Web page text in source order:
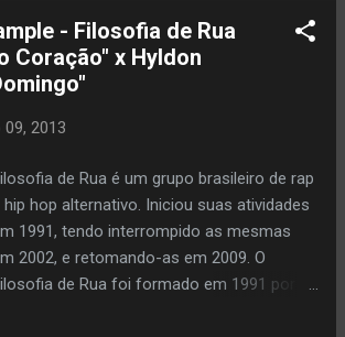
Chart . Ele permaneceu nessa
por duas semanas, tornando-se
segunda carta-cobertura única de 1996
lá, seguindo Killing Me Softly . cantora Enya
de direitos autorais , porque ela não
permitido que o grupo a experimentar
canção "Boadicea", de seu álbum de 1987
. Ela acabou resolvido fora do tribunal.
~ Boadicea Enya é o álbum da trilha
- Filosofia de Rua
Coração" x Hyldon
2013
de Rua é um grupo brasileiro de rap
hip hop alternativo. Iniciou suas atividades
1991, tendo interrompido as mesmas
2002, e retomando-as em 2009. O
de Rua foi formado em 1991 por